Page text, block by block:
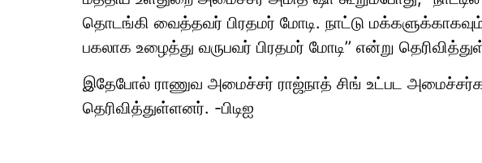
தொடங்கி வைத்தவர் பிரதமர் மோடி. நாட்டு மக்களுக்காகவும்
பகலாக உழைத்து வருபவர் பிரதமர் மோடி’’ என்று
இதேபோல் ராணுவ அமைச்சர் ராஜ்நாத் சிங் உட்பட
தெரிவித்துள்ளனர். -பிடிஐ